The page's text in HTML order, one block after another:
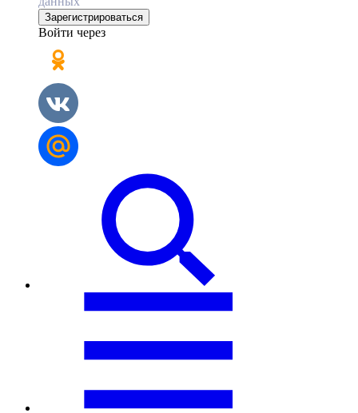
Зарегистрироваться
Войти через